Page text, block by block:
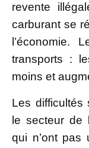
revente
carburant se
l’économie.
transports :
moins et
Les difficultés
le secteur de
qui n’ont pas